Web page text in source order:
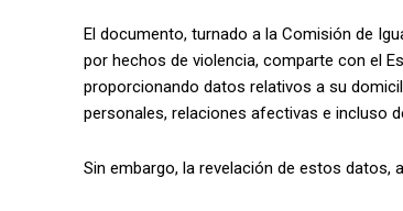
El documento, turnado a la Comisión de
por hechos de violencia, comparte con el
proporcionando datos relativos a su
personales, relaciones afectivas e incluso
Sin embargo, la revelación de estos datos,